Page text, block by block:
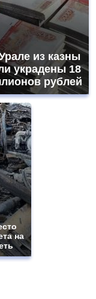
из казны
украдены 18
рублей
на